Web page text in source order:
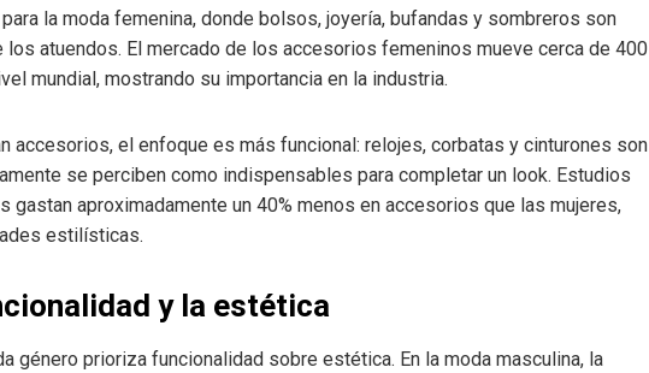
la moda femenina, donde bolsos, joyería, bufandas y sombreros son
atuendos. El mercado de los accesorios femeninos mueve cerca de 400
mundial, mostrando su importancia en la industria.
accesorios, el enfoque es más funcional: relojes, corbatas y cinturones son
se perciben como indispensables para completar un look. Estudios
gastan aproximadamente un 40% menos en accesorios que las mujeres,
estilísticas.
y la estética
género prioriza funcionalidad sobre estética. En la moda masculina, la